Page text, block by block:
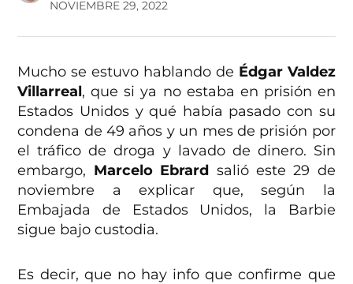
NOVIEMBRE 29, 2022
Mucho se estuvo hablando de Édgar Valdez
Villarreal, que si ya no estaba en prisión en
Estados Unidos y qué había pasado con su
condena de 49 años y un mes de prisión por
el tráfico de droga y lavado de dinero. Sin
embargo, Marcelo Ebrard salió este 29 de
noviembre a explicar que, según la
Embajada de Estados Unidos, la Barbie
sigue bajo custodia.
Es decir, que no hay info que confirme que